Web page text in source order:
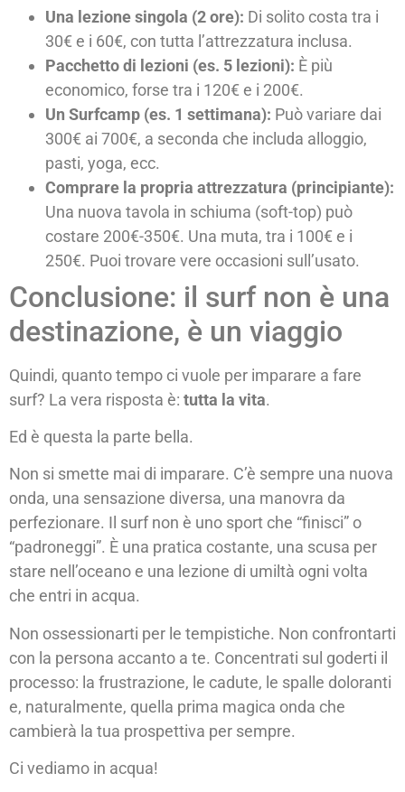
Una lezione singola (2 ore): Di solito costa tra i
30€ e i 60€, con tutta l’attrezzatura inclusa.
Pacchetto di lezioni (es. 5 lezioni): È più
economico, forse tra i 120€ e i 200€.
Un Surfcamp (es. 1 settimana): Può variare dai
300€ ai 700€, a seconda che includa alloggio,
pasti, yoga, ecc.
Comprare la propria attrezzatura (principiante):
Una nuova tavola in schiuma (soft-top) può
costare 200€-350€. Una muta, tra i 100€ e i
250€. Puoi trovare vere occasioni sull’usato.
Conclusione: il surf non è una
destinazione, è un viaggio
Quindi, quanto tempo ci vuole per imparare a fare
surf? La vera risposta è: tutta la vita.
Ed è questa la parte bella.
Non si smette mai di imparare. C’è sempre una nuova
onda, una sensazione diversa, una manovra da
perfezionare. Il surf non è uno sport che “finisci” o
“padroneggi”. È una pratica costante, una scusa per
stare nell’oceano e una lezione di umiltà ogni volta
che entri in acqua.
Non ossessionarti per le tempistiche. Non confrontarti
con la persona accanto a te. Concentrati sul goderti il
processo: la frustrazione, le cadute, le spalle doloranti
e, naturalmente, quella prima magica onda che
cambierà la tua prospettiva per sempre.
Ci vediamo in acqua!